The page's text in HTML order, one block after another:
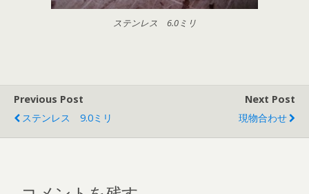
ステンレス 6.0ミリ
Previous Post
ステンレス 9.0ミリ
Next Post
現物合わせ